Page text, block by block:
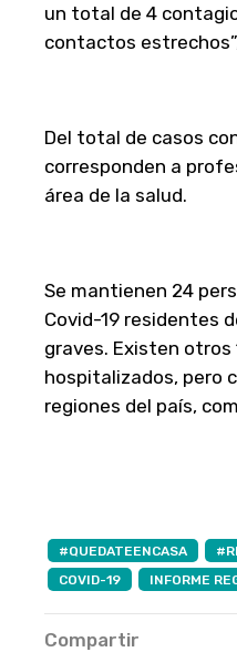
un total de 4
contactos
Del total de casos
corresponden a
área de la salud.
Se mantienen 24
Covid-19 residentes
graves. Existen otros
hospitalizados, pero
regiones del país,
#QUEDATEENCASA
COVID-19
INFORME
Compartir